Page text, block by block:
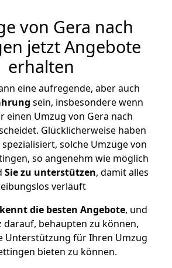
von Gera nach
jetzt Angebote
erhalten
eine aufregende, aber auch
sein, insbesondere wenn
einen Umzug von Gera nach
Glücklicherweise haben
solche Umzüge von
so angenehm wie möglich
Sie zu unterstützen, damit alles
verläuft
die besten Angebote, und
darauf, behaupten zu können,
Unterstützung für Ihren Umzug
bieten zu können.